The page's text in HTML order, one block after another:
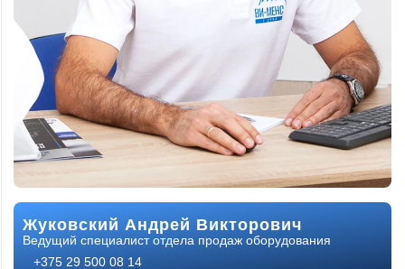
Жуковский Андрей Викторович
Ведущий специалист отдела продаж оборудования
+375 29 500 08 14